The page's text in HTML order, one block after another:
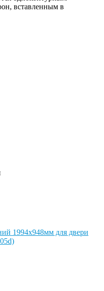
вставленным в
1994х948мм для двери